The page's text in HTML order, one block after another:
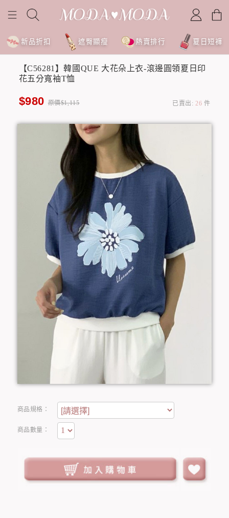
新品折扣 遮臀顯瘦 熱賣排行 夏日短褲
【C56281】韓國QUE 大花朵上衣-滾邊圓領夏日印
花五分寬袖T恤
$980 原價$1,115 已賣出: 26 件
商品規格：
商品數量：